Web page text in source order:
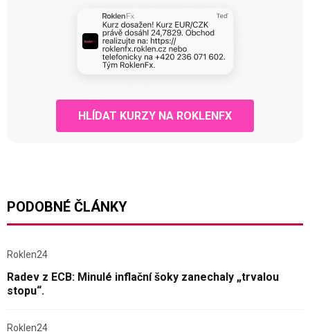
HLÍDAT KURZY NA ROKLENFX
PODOBNÉ ČLÁNKY
Roklen24
Radev z ECB: Minulé inflační šoky zanechaly „trvalou
stopu“.
Roklen24